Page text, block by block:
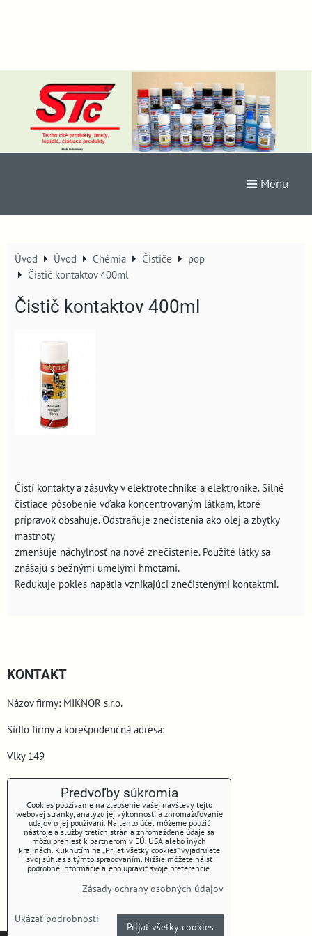
Menu
Úvod Úvod Chémia Čističe
pop
Čistič kontaktov 400ml
Čistič kontaktov 400ml
Čistí kontakty a zásuvky v elektrotechnike a elektronike. Silné
čistiace pôsobenie vďaka koncentrovaným látkam, ktoré
prípravok obsahuje. Odstraňuje znečistenia ako olej a zbytky
mastnoty
zmenšuje náchylnosť na nové znečistenie. Použité látky sa
znášajú s bežnými umelými hmotami.
Redukuje pokles napätia vznikajúci znečistenými kontaktmi.
KONTAKT
Názov firmy: MIKNOR s.r.o.
Sídlo firmy a korešpodenčná adresa:
Vlky 149
900 44 Vlky
Predvoľby súkromia
Cookies používame na zlepšenie vašej návštevy tejto
webovej stránky, analýzu jej výkonnosti a zhromažďovanie
údajov o jej používaní. Na tento účel môžeme použiť
nástroje a služby tretích strán a zhromaždené údaje sa
môžu preniesť k partnerom v EÚ, USA alebo iných
krajinách. Kliknutím na „Prijať všetky cookies“ vyjadrujete
svoj súhlas s týmto spracovaním. Nižšie môžete nájsť
podrobné informácie alebo upraviť svoje preferencie.
Zásady ochrany osobných údajov
Ukázať podrobnosti
Prijať všetky cookies